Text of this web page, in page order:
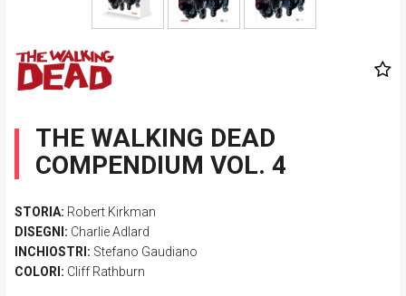
THE WALKING DEAD
COMPENDIUM VOL. 4
STORIA: Robert Kirkman
DISEGNI: Charlie Adlard
INCHIOSTRI: Stefano Gaudiano
COLORI: Cliff Rathburn